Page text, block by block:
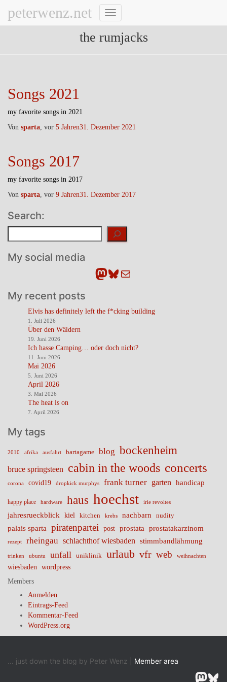
peterwenz.net
Navigation
umschalten
the rumjacks
Songs 2021
my favorite songs in 2021
Von sparta, vor 5 Jahren31. Dezember 2021
Songs 2017
my favorite songs in 2017
Von sparta, vor 9 Jahren31. Dezember 2017
Search:
My social media
Mastodon
Bluesky
E-Mail
My recent posts
Elvis has definitely left the f*cking building
1. Juli 2026
Über den Wäldern
19. Juni 2026
Ich hasse Camping… oder doch nicht?
11. Juni 2026
Mai 2026
5. Juni 2026
April 2026
3. Mai 2026
The heat is on
7. April 2026
My tags
2010 afrika ausfahrt bartagame blog bockenheim
bruce springsteen cabin in the woods concerts
corona covid19 dropkick murphys frank turner garten handicap
happy place hardware haus hoechst irie revoltes
jahresrueckblick kiel kitchen krebs nachbarn nudity
palais sparta piratenpartei post prostata prostatakarzinom
rezept rheingau schlachthof wiesbaden stimmbandlähmung
trinken ubuntu unfall uniklinik urlaub vfr web weihnachten
wiesbaden
wordpress
Members
Anmelden
Eintrags-Feed
Kommentar-Feed
WordPress.org
... just down the blog by Peter Wenz | Member area